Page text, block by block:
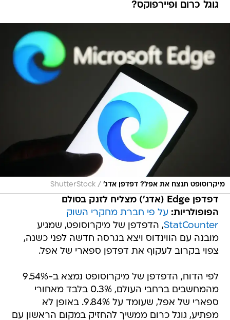
גוגל כרום ופיירפוקס?
מיקרוסופט תנצח את אפל? דפדפן אדג' /
ShutterStock
דפדפן Edge (אדג') מצליח לזנק בסולם
הפופולריות: על פי חברת מחקרי השוק
StatCounter, הדפדפן של מיקרוסופט, שמגיע
מובנה עם הווינדוס ויצא בגרסה חדשה לפני כשנה,
צפוי בקרוב לעקוף את דפדפן ספארי של אפל.
לפי הדוח, הדפדפן של מיקרוסופט נמצא ב-9.54%
מהמחשבים ברחבי העולם, 0.3% בלבד מאחורי
ספארי של אפל, שעומד על 9.84%. באופן לא
מפתיע, גוגל כרום ממשיך להחזיק במקום הראשון עם